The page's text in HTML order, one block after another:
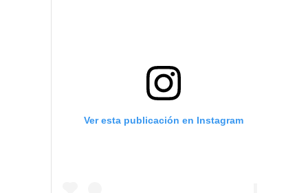
Ver esta publicación en Instagram